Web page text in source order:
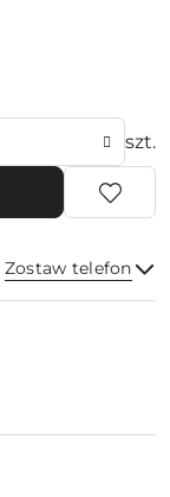
szt.
Zostaw telefon